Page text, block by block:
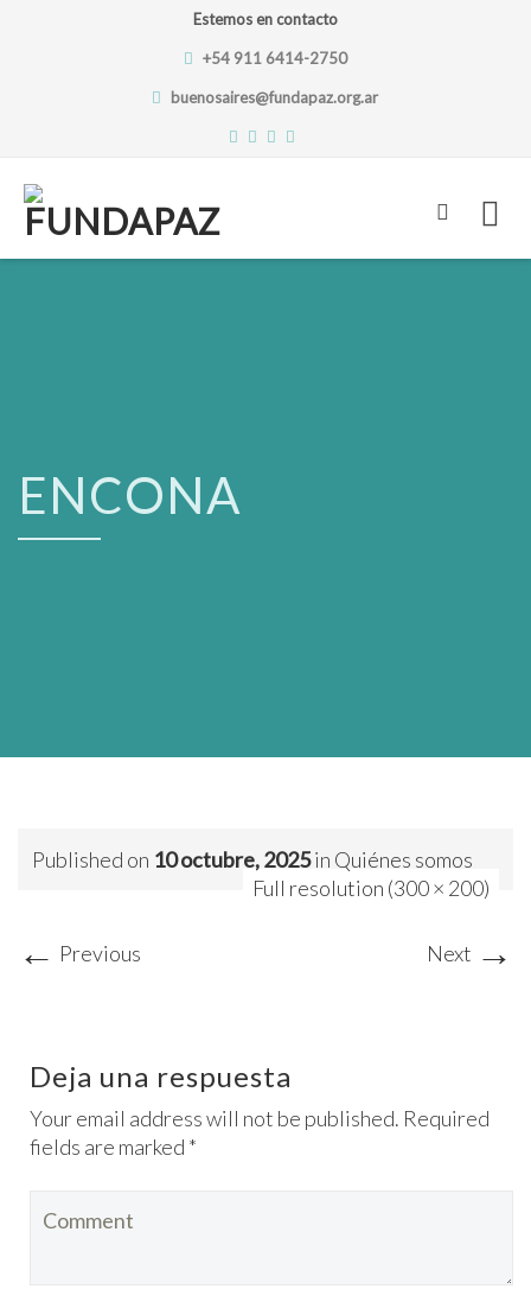
Estemos en contacto
+54 911 6414-2750
buenosaires@fundapaz.org.ar
Skip
ENCONA
Published on 10 octubre, 2025in Quiénes somos
Full resolution (300 × 200)
← Previous Next →
Deja una respuesta
Your email address will not be published. Required
fields are marked *